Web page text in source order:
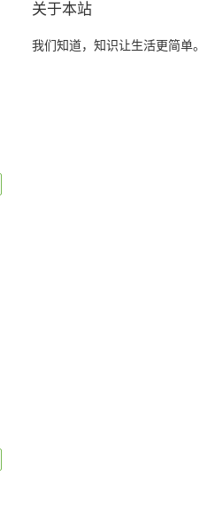
关于本站
我们知道，知识让生活更简单。